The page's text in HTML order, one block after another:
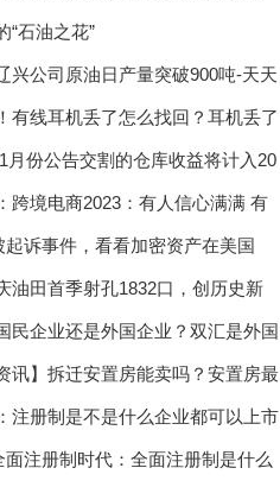
“石油之花”
兴公司原油日产量突破900吨-天天
有线耳机丢了怎么找回？耳机丢了
月份公告交割的仓库收益将计入20
跨境电商2023：有人信心满满 有
起诉事件，看看加密资产在美国
油田首季射孔1832口，创历史新
民企业还是外国企业？双汇是外国
讯】拆迁安置房能卖吗？安置房最
注册制是不是什么企业都可以上市
面注册制时代：全面注册制是什么